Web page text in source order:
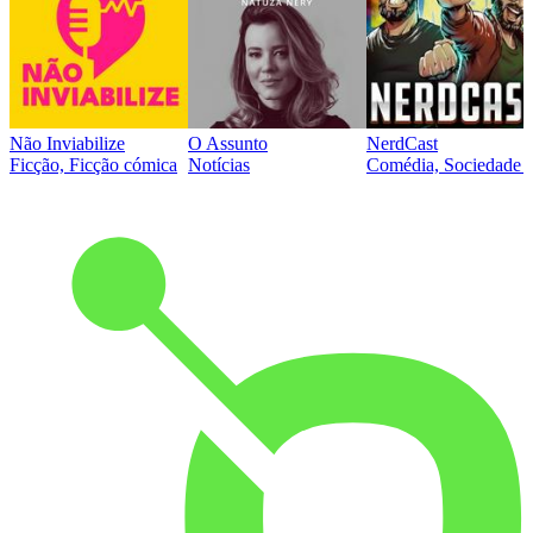
Não Inviabilize
Ficção, Ficção cómica
O Assunto
Notícias
NerdCast
Comédia, Sociedade